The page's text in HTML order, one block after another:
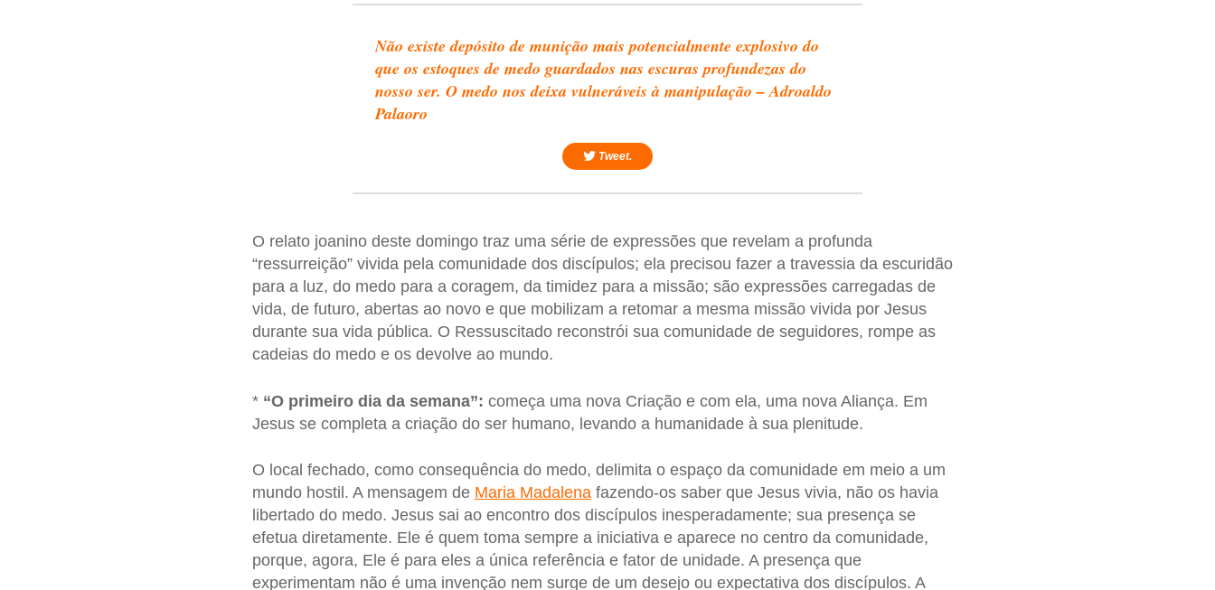
Não existe depósito de munição mais potencialmente explosivo do
que os estoques de medo guardados nas escuras profundezas do
nosso ser. O medo nos deixa vulneráveis à manipulação – Adroaldo
Palaoro
Tweet.
O relato joanino deste domingo traz uma série de expressões que revelam a profunda
“ressurreição” vivida pela comunidade dos discípulos; ela precisou fazer a travessia da escuridão
para a luz, do medo para a coragem, da timidez para a missão; são expressões carregadas de
vida, de futuro, abertas ao novo e que mobilizam a retomar a mesma missão vivida por Jesus
durante sua vida pública. O Ressuscitado reconstrói sua comunidade de seguidores, rompe as
cadeias do medo e os devolve ao mundo.
* “O primeiro dia da semana”: começa uma nova Criação e com ela, uma nova Aliança. Em
Jesus se completa a criação do ser humano, levando a humanidade à sua plenitude.
O local fechado, como consequência do medo, delimita o espaço da comunidade em meio a um
mundo hostil. A mensagem de Maria Madalenafazendo-os saber que Jesus vivia, não os havia
libertado do medo. Jesus sai ao encontro dos discípulos inesperadamente; sua presença se
efetua diretamente. Ele é quem toma sempre a iniciativa e aparece no centro da comunidade,
porque, agora, Ele é para eles a única referência e fator de unidade. A presença que
experimentam não é uma invenção nem surge de um desejo ou expectativa dos discípulos. A